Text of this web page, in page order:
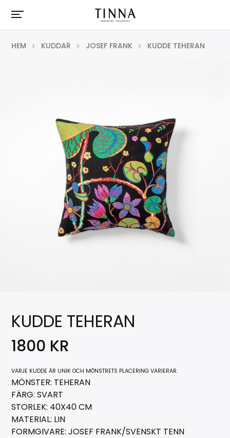
HEM KUDDAR JOSEF FRANK KUDDE TEHERAN
KUDDE TEHERAN
1800 KR
VARJE KUDDE ÄR UNIK OCH MÖNSTRETS PLACERING VARIERAR.
MÖNSTER: TEHERAN
FÄRG: SVART
STORLEK: 40X40 CM
MATERIAL: LIN
FORMGIVARE: JOSEF FRANK/SVENSKT TENN